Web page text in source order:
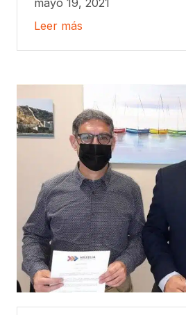
mayo 19, 2021
Leer más